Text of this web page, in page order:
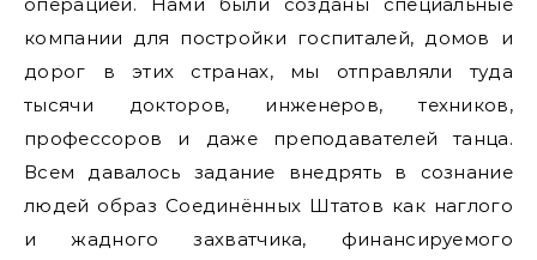
компании для постройки госпиталей, домов и
дорог в этих странах, мы отправляли туда
тысячи докторов, инженеров, техников,
профессоров и даже преподавателей танца.
Всем давалось задание внедрять в сознание
людей образ Соединённых Штатов как наглого
и жадного захватчика, финансируемого